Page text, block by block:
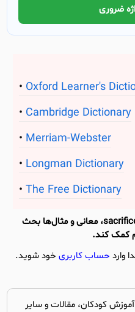
Oxford Learner's
Cambridge Dictionary
Merriam-Webster
Longman Dictionary
The Free Dictionary
در بخش نظرات پایین صفحه درباره sacrifice، معانی و مثال‌ها بحث
کمک کند.
وارد حساب کاربری خود شوید.
کودکان، مقالات و سایر